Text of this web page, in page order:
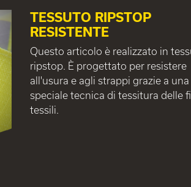
TESSUTO RIPSTOP
RESISTENTE
Questo articolo è realizzato in
ripstop. È progettato per resistere
all'usura e agli strappi grazie a una
speciale tecnica di tessitura delle
tessili.